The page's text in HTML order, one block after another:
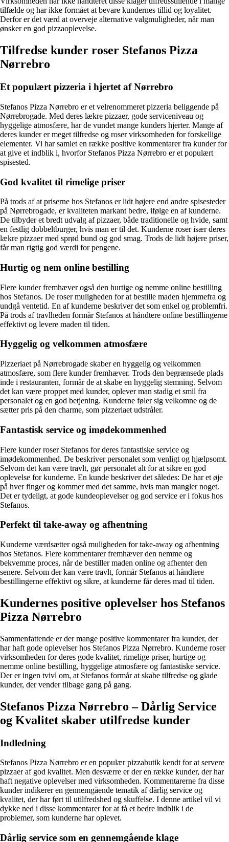
tilfælde og har ikke formået at bevare kundernes tillid og loyalitet.
Derfor er det værd at overveje alternative valgmuligheder, når man
ønsker en god pizzaoplevelse.
Tilfredse kunder roser Stefanos Pizza
Nørrebro
Et populært pizzeria i hjertet af Nørrebro
Stefanos Pizza Nørrebro er et velrenommeret pizzeria beliggende på
Nørrebrogade. Med deres lækre pizzaer, gode serviceniveau og
hyggelige atmosfære, har de vundet mange kunders hjerter. Mange af
deres kunder er meget tilfredse og roser virksomheden for forskellige
elementer. Vi har samlet en række positive kommentarer fra kunder for
at give et indblik i, hvorfor Stefanos Pizza Nørrebro er et populært
spisested.
God kvalitet til rimelige priser
På trods af at priserne hos Stefanos er lidt højere end andre spisesteder
på Nørrebrogade, er kvaliteten markant bedre, ifølge en af kunderne.
De tilbyder et bredt udvalg af pizzaer, både traditionelle og hvide, samt
en festlig dobbeltburger, hvis man er til det. Kunderne roser især deres
lækre pizzaer med sprød bund og god smag. Trods de lidt højere priser,
får man rigtig god værdi for pengene.
Hurtig og nem online bestilling
Flere kunder fremhæver også den hurtige og nemme online bestilling
hos Stefanos. De roser muligheden for at bestille maden hjemmefra og
undgå ventetid. En af kunderne beskriver det som enkel og problemfri.
På trods af travlheden formår Stefanos at håndtere online bestillingerne
effektivt og levere maden til tiden.
Hyggelig og velkommen atmosfære
Pizzeriaet på Nørrebrogade skaber en hyggelig og velkommen
atmosfære, som flere kunder fremhæver. Trods den begrænsede plads
inde i restauranten, formår de at skabe en hyggelig stemning. Selvom
det kan være proppet med kunder, oplever man stadig et smil fra
personalet og en god betjening. Kunderne føler sig velkomne og de
sætter pris på den charme, som pizzeriaet udstråler.
Fantastisk service og imødekommenhed
Flere kunder roser Stefanos for deres fantastiske service og
imødekommenhed. De beskriver personalet som venligt og hjælpsomt.
Selvom det kan være travlt, gør personalet alt for at sikre en god
oplevelse for kunderne. En kunde beskriver det således: De har et øje
på hver finger og kommer med det samme, hvis man mangler noget.
Det er tydeligt, at gode kundeoplevelser og god service er i fokus hos
Stefanos.
Perfekt til take-away og afhentning
Kunderne værdsætter også muligheden for take-away og afhentning
hos Stefanos. Flere kommentarer fremhæver den nemme og
bekvemme proces, når de bestiller maden online og afhenter den
senere. Selvom der kan være travlt, formår Stefanos at håndtere
bestillingerne effektivt og sikre, at kunderne får deres mad til tiden.
Kundernes positive oplevelser hos Stefanos
Pizza Nørrebro
Sammenfattende er der mange positive kommentarer fra kunder, der
har haft gode oplevelser hos Stefanos Pizza Nørrebro. Kunderne roser
virksomheden for deres gode kvalitet, rimelige priser, hurtige og
nemme online bestilling, hyggelige atmosfære og fantastiske service.
Der er ingen tvivl om, at Stefanos formår at skabe tilfredse og glade
kunder, der vender tilbage gang på gang.
Stefanos Pizza Nørrebro – Dårlig Service
og Kvalitet skaber utilfredse kunder
Indledning
Stefanos Pizza Nørrebro er en populær pizzabutik kendt for at servere
pizzaer af god kvalitet. Men desværre er der en række kunder, der har
haft negative oplevelser med virksomheden. Kommentarerne fra disse
kunder indikerer en gennemgående tematik af dårlig service og
kvalitet, der har ført til utilfredshed og skuffelse. I denne artikel vil vi
dykke ned i disse kommentarer for at få et bedre indblik i de
problemer, som kunderne har oplevet.
Dårlig service som en gennemgående klage